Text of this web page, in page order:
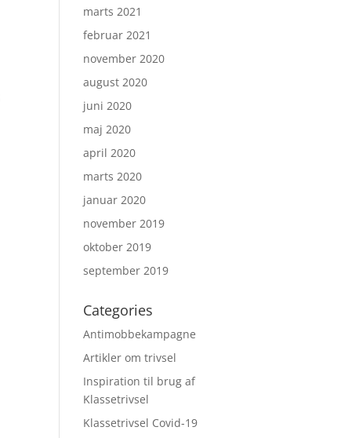
marts 2021
februar 2021
november 2020
august 2020
juni 2020
maj 2020
april 2020
marts 2020
januar 2020
november 2019
oktober 2019
september 2019
Categories
Antimobbekampagne
Artikler om trivsel
Inspiration til brug af
Klassetrivsel
Klassetrivsel Covid-19